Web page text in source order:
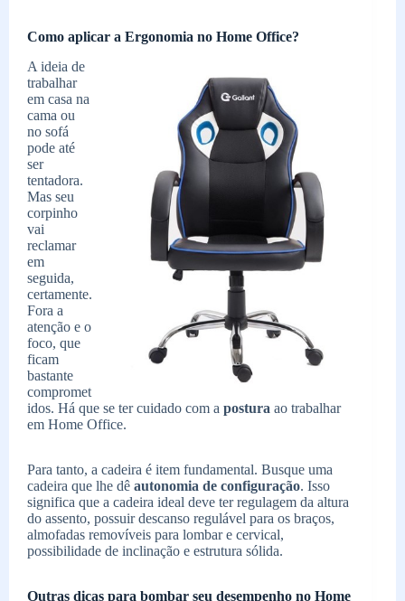
Como aplicar a Ergonomia no Home Office?
A ideia de
trabalhar
em casa na
cama ou
no sofá
pode até
ser
tentadora.
Mas seu
corpinho
vai
reclamar
em
seguida,
certamente.
Fora a
atenção e o
foco, que
ficam
bastante
compromet
idos. Há que se ter cuidado com a postura ao trabalhar
em Home Office.
Para tanto, a cadeira é item fundamental. Busque uma
cadeira que lhe dê autonomia de configuração. Isso
significa que a cadeira ideal deve ter regulagem da altura
do assento, possuir descanso regulável para os braços,
almofadas removíveis para lombar e cervical,
possibilidade de inclinação e estrutura sólida.
Outras dicas para bombar seu desempenho no Home